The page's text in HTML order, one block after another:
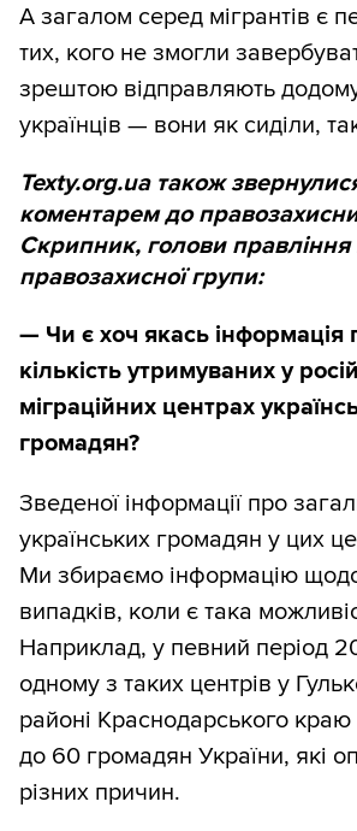
А загалом серед мігрантів є
тих, кого не змогли
зрештою відправляють
українців — вони як сиділи,
Texty.org.ua також
коментарем до
Скрипник, голови правління
правозахисної групи:
— Чи є хоч якась інформація
кількість утримуваних у
міграційних центрах
громадян?
Зведеної інформації про
українських громадян у цих
Ми збираємо інформацію
випадків, коли є така
Наприклад, у певний період
одному з таких центрів у
районі Краснодарського
до 60 громадян України, які
різних причин.